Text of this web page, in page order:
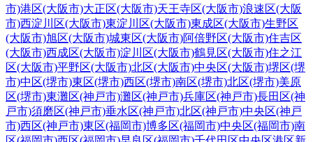
市)港区(大阪市)大正区(大阪市)天王寺区(大阪市)浪速区(大阪
市)西淀川区(大阪市)東淀川区(大阪市)東成区(大阪市)生野区
(大阪市)旭区(大阪市)城東区(大阪市)阿倍野区(大阪市)住吉区
(大阪市)西成区(大阪市)淀川区(大阪市)鶴見区(大阪市)住之江
区(大阪市)平野区(大阪市)北区(大阪市)中央区(大阪市)堺区(堺
市)中区(堺市)東区(堺市)西区(堺市)南区(堺市)北区(堺市)美原
区(堺市)東灘区(神戸市)灘区(神戸市)兵庫区(神戸市)長田区(神
戸市)須磨区(神戸市)垂水区(神戸市)北区(神戸市)中央区(神戸
市)西区(神戸市)東区(福岡市)博多区(福岡市)中央区(福岡市)南